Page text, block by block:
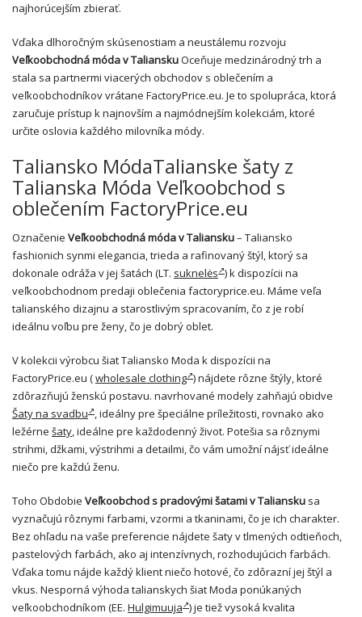
najhorúcejším zbierať.
Vďaka dlhoročným skúsenostiam a neustálemu rozvoju
Veľkoobchodná móda v TalianskuOceňuje medzinárodný trh a
stala sa partnermi viacerých obchodov s oblečením a
veľkoobchodníkov vrátane FactoryPrice.eu. Je to spolupráca, ktorá
zaručuje prístup k najnovším a najmódnejším kolekciám, ktoré
určite oslovia každého milovníka módy.
Taliansko MódaTalianske šaty z
Talianska Móda Veľkoobchod s
oblečením FactoryPrice.eu
Označenie Veľkoobchodná móda v Taliansku– Taliansko
fashionich synmi elegancia, trieda a rafinovaný štýl, ktorý sa
dokonale odráža v jej šatách (LT. suknelės ) k dispozícii na
veľkoobchodnom predaji oblečenia factoryprice.eu. Máme veľa
talianského dizajnu a starostlivým spracovaním, čo z je robí
ideálnu voľbu pre ženy, čo je dobrý oblet.
V kolekcii výrobcu šiat Taliansko Moda k dispozícii na
FactoryPrice.eu (wholesale clothing ) nájdete rôzne štýly, ktoré
zdôrazňujú ženskú postavu. navrhované modely zahňajú obidve
Šaty na svadbu , ideálny pre špeciálne príležitosti, rovnako ako
ležérne šaty, ideálne pre každodenný život. Potešia sa rôznymi
strihmi, džkami, výstrihmi a detailmi, čo vám umožní nájsť ideálne
niečo pre každú ženu.
Toho Obdobie Veľkoobchod s pradovými šatami v Taliansku sa
vyznačujú rôznymi farbami, vzormi a tkaninami, čo je ich charakter.
Bez ohľadu na vaše preferencie nájdete šaty v tlmených odtieňoch,
pastelových farbách, ako aj intenzívnych, rozhodujúcich farbách.
Vďaka tomu nájde každý klient niečo hotové, čo zdôrazní jej štýl a
vkus. Nesporná výhoda talianskych šiat Moda ponúkaných
veľkoobchodníkom (EE. Hulgimuuja ) je tiež vysoká kvalita